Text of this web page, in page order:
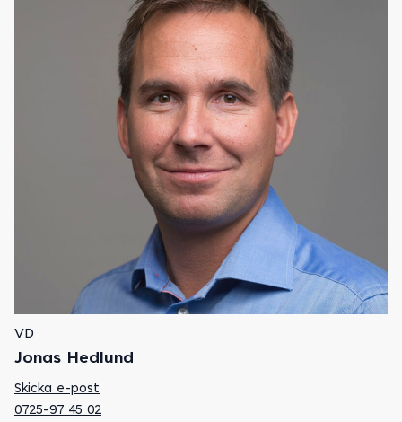
VD
Jonas Hedlund
Skicka e-post
0725-97 45 02